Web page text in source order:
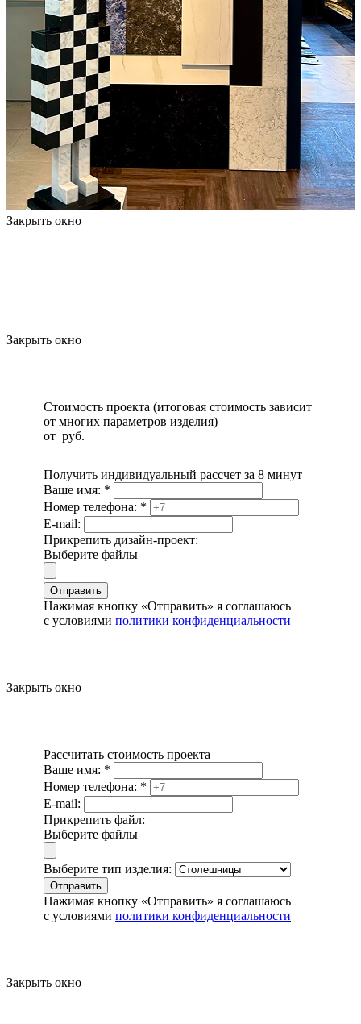
Закрыть окно
Закрыть окно
Стоимость проекта (итоговая стоимость зависит
от многих параметров изделия)
от руб.
Получить индивидуальный рассчет за 8 минут
Ваше имя: *
Номер телефона: *
E-mail:
Прикрепить дизайн-проект:
Выберите файлы
Отправить
Нажимая кнопку «Отправить» я соглашаюсь
с условиями политики конфиденциальности
Закрыть окно
Рассчитать стоимость проекта
Ваше имя: *
Номер телефона: *
E-mail:
Прикрепить файл:
Выберите файлы
Выберите тип изделия:
Отправить
Нажимая кнопку «Отправить» я соглашаюсь
с условиями политики конфиденциальности
Закрыть окно